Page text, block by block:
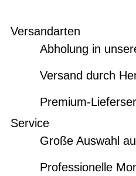
Versandarten
Abholung in
Versand durch
Premium-
Service
Große Auswahl
Professionelle